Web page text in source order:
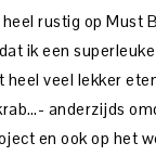
rustig op Must
ik een
veel lekker
anderzijds
en ook op het